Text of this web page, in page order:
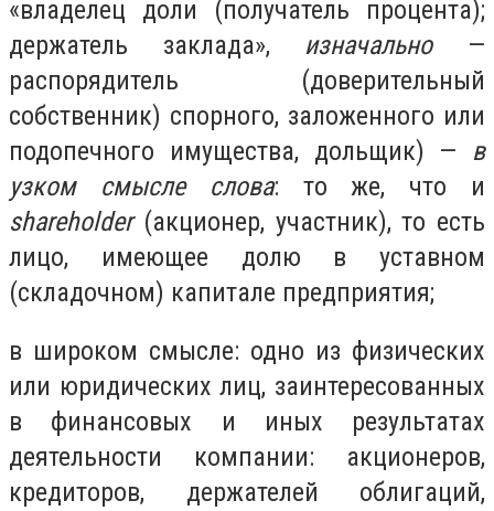
«владелец доли (получатель процента);
держатель заклада», изначально—
распорядитель (доверительный
собственник) спорного, заложенного или
подопечного имущества, дольщик) — в
узком смысле слова: то же, что и
shareholder(акционер, участник), то есть
лицо, имеющее долю в уставном
(складочном) капитале предприятия;
в широком смысле: одно из физических
или юридических лиц, заинтересованных
в финансовых и иных результатах
деятельности компании: акционеров,
кредиторов, держателей облигаций,